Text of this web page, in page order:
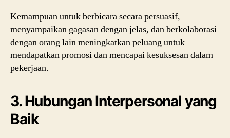
Kemampuan untuk berbicara secara persuasif,
menyampaikan gagasan dengan jelas, dan berkolaborasi
dengan orang lain meningkatkan peluang untuk
mendapatkan promosi dan mencapai kesuksesan dalam
pekerjaan.
3. Hubungan Interpersonal yang
Baik